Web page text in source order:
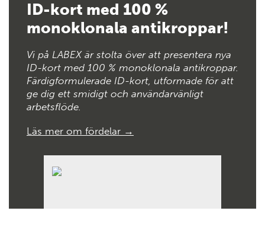
ID-kort med 100 %
monoklonala antikroppar!
Vi på LABEX är stolta över att presentera nya
ID-kort med 100 % monoklonala antikroppar.
Färdigformulerade ID-kort, utformade för att
ge dig ett smidigt och användarvänligt
arbetsflöde.
Läs mer om fördelar →